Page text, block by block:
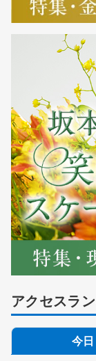
アクセスラ
今日